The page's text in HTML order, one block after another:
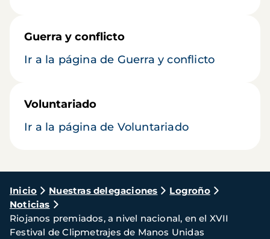
Guerra y conflicto
Ir a la página de Guerra y conflicto
Voluntariado
Ir a la página de Voluntariado
Ruta
de
navegación
Inicio Nuestras delegaciones
Logroño
Noticias
Riojanos premiados, a nivel nacional, en el XVII
Festival de Clipmetrajes de Manos Unidas